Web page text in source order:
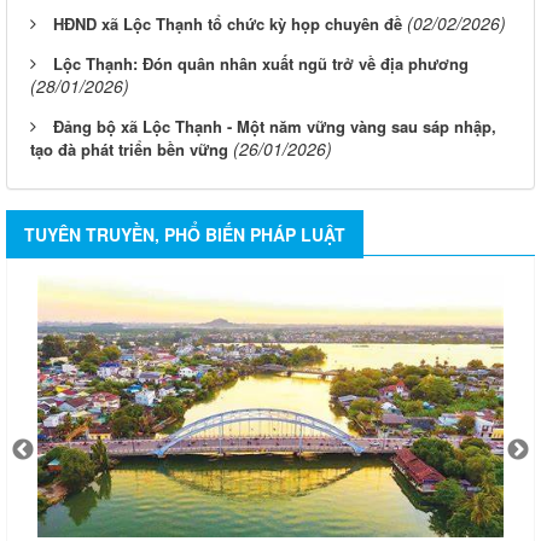
HĐND xã Lộc Thạnh tổ chức kỳ họp chuyên đề (02/02/2026)
Lộc Thạnh: Đón quân nhân xuất ngũ trở về địa phương
(28/01/2026)
Đảng bộ xã Lộc Thạnh - Một năm vững vàng sau sáp nhập,
tạo đà phát triển bền vững (26/01/2026)
TUYÊN TRUYỀN, PHỔ BIẾN PHÁP LUẬT